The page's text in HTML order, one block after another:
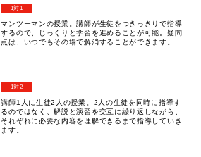
1対1
マンツーマンの授業。講師が生徒をつきっきりで指導
するので、じっくりと学習を進めることが可能。疑問
点は、いつでもその場で解消することができます。
1対2
講師1人に生徒2人の授業。2人の生徒を同時に指導す
るのではなく、解説と演習を交互に繰り返しながら、
それぞれに必要な内容を理解できるまで指導していき
ます。